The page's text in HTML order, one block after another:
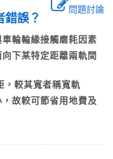
問題討論
錯誤？
輪輪緣接觸磨耗因素
下某特定距離兩軌間
，較其寬者稱寬軌
故較可節省用地費及